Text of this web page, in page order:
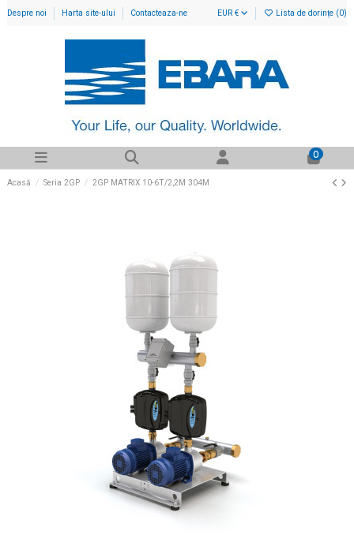
Despre noi Harta site-ului Contacteaza-ne EUR € Lista de dorințe (0)
0
Acasă Seria 2GP 2GP MATRIX 10-6T/2,2M 304M